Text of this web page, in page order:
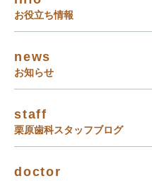
お役立ち情報
news
お知らせ
staff
栗原歯科スタッフブログ
doctor